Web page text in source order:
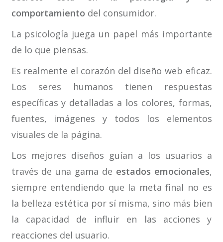
comportamiento del consumidor.
La psicología juega un papel más importante
de lo que piensas.
Es realmente el corazón del diseño web eficaz.
Los seres humanos tienen respuestas
específicas y detalladas a los colores, formas,
fuentes, imágenes y todos los elementos
visuales de la página.
Los mejores diseños guían a los usuarios a
través de una gama de estados emocionales,
siempre entendiendo que la meta final no es
la belleza estética por sí misma, sino más bien
la capacidad de influir en las acciones y
reacciones del usuario.